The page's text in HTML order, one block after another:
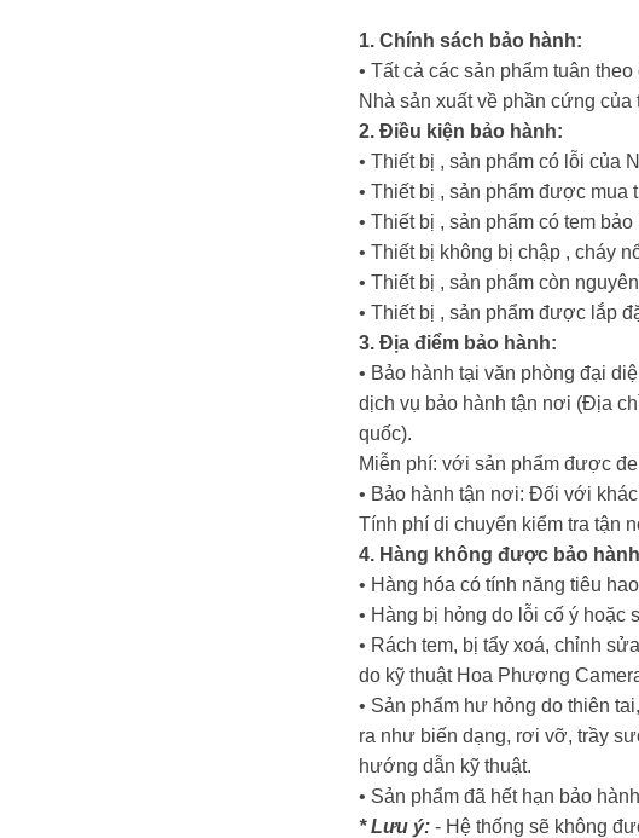
1. Chính sách bảo hành:
• Tất cả các sản phẩm tuân
Nhà sản xuất về phần cứng của
2. Điều kiện bảo hành:
• Thiết bị , sản phẩm có lỗi của
• Thiết bị , sản phẩm được
• Thiết bị , sản phẩm có tem
• Thiết bị không bị chập , cháy
• Thiết bị , sản phẩm còn
• Thiết bị , sản phẩm được lắp
3. Địa điểm bảo hành:
• Bảo hành tại văn phòng đại
dịch vụ bảo hành tận nơi (Địa
quốc).
Miễn phí: với sản phẩm được
• Bảo hành tận nơi: Đối với
Tính phí di chuyển kiểm tra tận
4. Hàng không được bảo hành
• Hàng hóa có tính năng tiêu
• Hàng bị hỏng do lỗi cố ý hoặc
• Rách tem, bị tẩy xoá, chỉnh
do kỹ thuật Hoa Phượng
• Sản phẩm hư hỏng do thiên
ra như biến dạng, rơi vỡ, trầy
hướng dẫn kỹ thuật.
• Sản phẩm đã hết hạn bảo
* Lưu ý: - Hệ thống sẽ không